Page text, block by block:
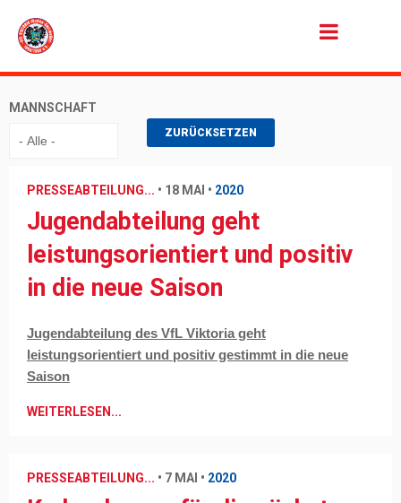
MANNSCHAFT
PRESSEABTEILUNG... • 18 MAI • 2020
Jugendabteilung geht
leistungsorientiert und positiv
in die neue Saison
Jugendabteilung des VfL Viktoria geht
leistungsorientiert und positiv gestimmt in die neue
Saison
WEITERLESEN...
PRESSEABTEILUNG... • 7 MAI • 2020